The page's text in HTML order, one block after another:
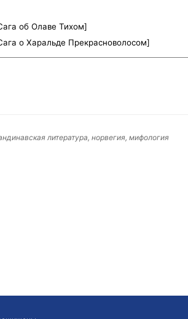
об Олаве Тихом]
о Харальде Прекрасноволосом]
литература, норвегия, мифология